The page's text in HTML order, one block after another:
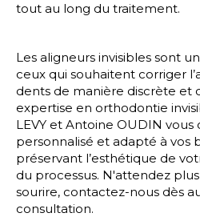
tout au long du traitement.
Les aligneurs invisibles sont
ceux qui souhaitent corriger
dents de manière discrète et
expertise en orthodontie
LEVY et Antoine OUDIN
personnalisé et adapté à vos
préservant l’esthétique de
du processus. N'attendez
sourire, contactez-nous dès
consultation.